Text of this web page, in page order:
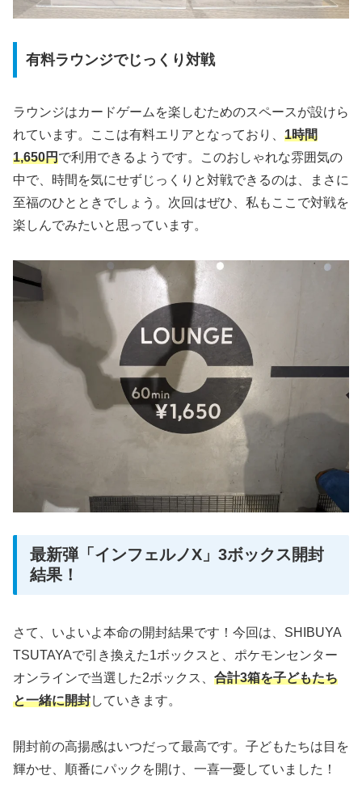
有料ラウンジでじっくり対戦
ラウンジはカードゲームを楽しむためのスペースが設けら
れています。ここは有料エリアとなっており、 1時間
1,650円で利用できるようです。このおしゃれな雰囲気の
中で、時間を気にせずじっくりと対戦できるのは、まさに
至福のひとときでしょう。次回はぜひ、私もここで対戦を
楽しんでみたいと思っています。
最新弾「インフェルノX」3ボックス開封
結果！
さて、いよいよ本命の開封結果です！今回は、SHIBUYA
TSUTAYAで引き換えた1ボックスと、ポケモンセンター
オンラインで当選した2ボックス、 合計3箱を子どもたち
と一緒に開封していきます。
開封前の高揚感はいつだって最高です。子どもたちは目を
輝かせ、順番にパックを開け、一喜一憂していました！